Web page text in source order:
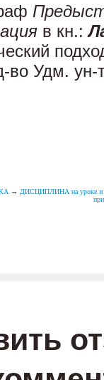
в кн.:
во Удм. ун-
→ДИСЦИПЛИНА на уроке